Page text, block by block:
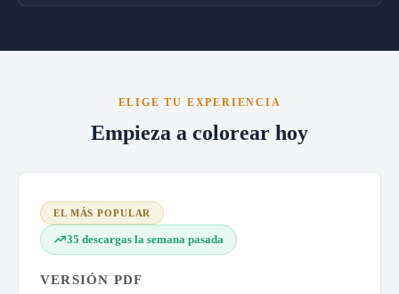
ELIGE TU EXPERIENCIA
Empieza a colorear hoy
EL MÁS POPULAR
35 descargas la semana pasada
VERSIÓN PDF